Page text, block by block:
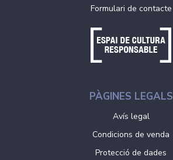
Formulari de contacte
PÀGINES LEGALS
Avís legal
Condicions de venda
Protecció de dades